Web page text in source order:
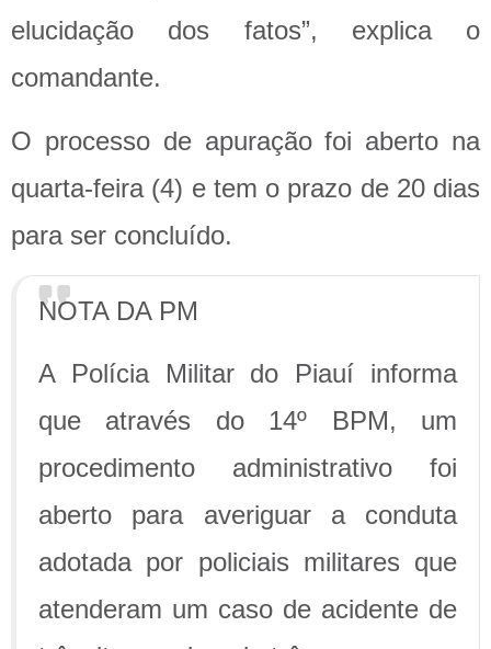
elucidação dos fatos”, explica o
comandante.
O processo de apuração foi aberto na
quarta-feira (4) e tem o prazo de 20 dias
para ser concluído.
NOTA DA PM
A Polícia Militar do Piauí informa
que através do 14º BPM, um
procedimento administrativo foi
aberto para averiguar a conduta
adotada por policiais militares que
atenderam um caso de acidente de